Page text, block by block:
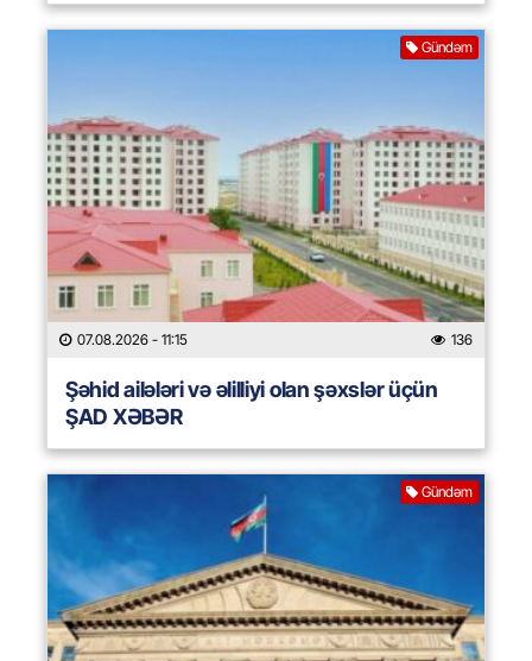
Gündəm
07.08.2026 - 11:15 136
Şəhid ailələri və əlilliyi olan şəxslər üçün
ŞAD XƏBƏR
Gündəm